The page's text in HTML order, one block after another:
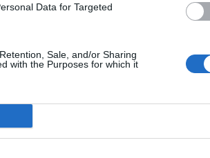
Data for Targeted
Sale, and/or Sharing
with the Purposes for which it